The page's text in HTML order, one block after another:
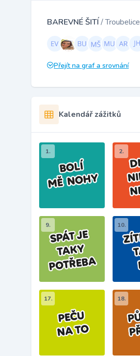
BAREVNÉ ŠITÍ / Troubelice
Přejít na graf a srovnání
Kalendář zážitků
1. 2.
9. 10.
17. 18.